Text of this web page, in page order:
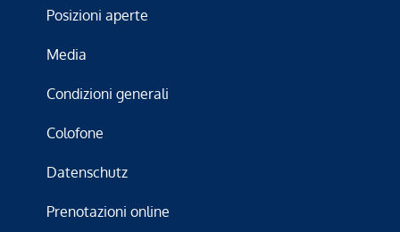
Posizioni aperte
Media
Condizioni generali
Colofone
Datenschutz
Prenotazioni online